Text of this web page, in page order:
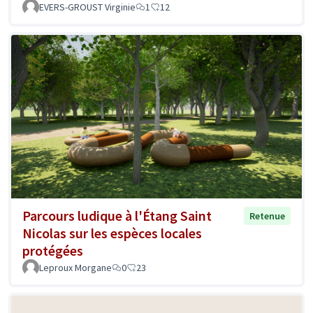
EVERS-GROUST Virginie 1 12
Parcours ludique à l'Étang Saint
Nicolas sur les espèces locales
protégées
Retenue
Leproux Morgane 0 23